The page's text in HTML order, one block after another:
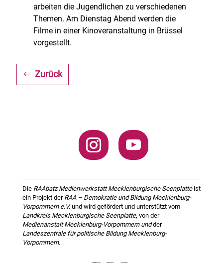
arbeiten die Jugendlichen zu verschiedenen
Themen. Am Dienstag Abend werden die
Filme in einer Kinoveranstaltung in Brüssel
vorgestellt.
Zurück
Die RAAbatz Medienwerkstatt Mecklenburgische Seenplatteist
ein Projekt der RAA – Demokratie und Bildung Mecklenburg-
Vorpommern e.V.und wird gefördert und unterstützt vom
Landkreis Mecklenburgische Seenplatte, von der
Medienanstalt Mecklenburg-Vorpommern undder
Landeszentrale für politische Bildung Mecklenburg-
Vorpommern.